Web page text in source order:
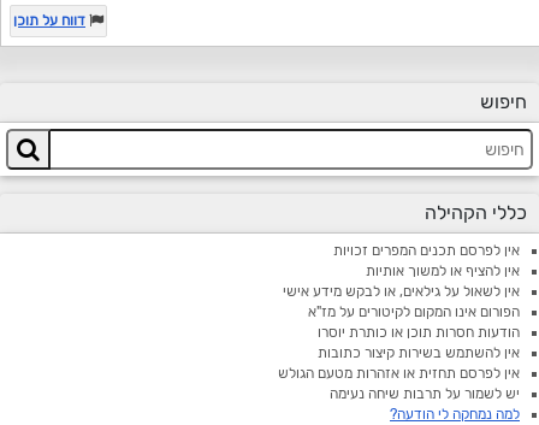
דווח על תוכן
חיפוש
כללי הקהילה
אין לפרסם תכנים המפרים זכויות
אין להציף או למשוך אותיות
אין לשאול על גילאים, או לבקש מידע אישי
הפורום אינו המקום לקיטורים על מז"א
הודעות חסרות תוכן או כותרת יוסרו
אין להשתמש בשירות קיצור כתובות
אין לפרסם תחזית או אזהרות מטעם הגולש
יש לשמור על תרבות שיחה נעימה
למה נמחקה לי הודעה?